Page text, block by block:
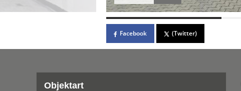
Facebook (Twitter)
Objektart